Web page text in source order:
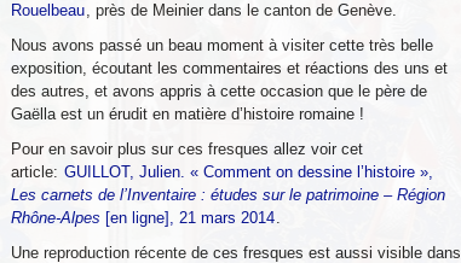
Rouelbeau, près de Meinier dans le canton de Genève.
Nous avons passé un beau moment à visiter cette très belle
exposition, écoutant les commentaires et réactions des uns et
des autres, et avons appris à cette occasion que le père de
Gaëlla est un érudit en matière d’histoire romaine !
Pour en savoir plus sur ces fresques allez voir cet
article: GUILLOT, Julien. « Comment on dessine l’histoire »,
Les carnets de l’Inventaire : études sur le patrimoine – Région
Rhône-Alpes [en ligne], 21 mars 2014.
Une reproduction récente de ces fresques est aussi visible dans